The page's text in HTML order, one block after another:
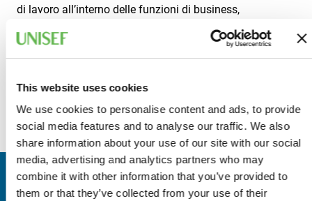
This website uses cookies
We use cookies to personalise content and ads, to provide
social media features and to analyse our traffic. We also
share information about your use of our site with our social
media, advertising and analytics partners who may
combine it with other information that you’ve provided to
them or that they’ve collected from your use of their
di lavoro all’interno delle funzioni di business,
I partecipanti sono invitati a verificare in anticipo se la
minimi descritti a questo link:
di-sistema-g2m010003.
RELATORI